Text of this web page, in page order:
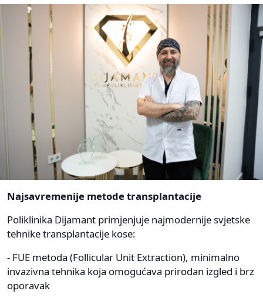
Najsavremenije metode transplantacije
Poliklinika Dijamant primjenjuje najmodernije svjetske
tehnike transplantacije kose:
- FUE metoda (Follicular Unit Extraction), minimalno
invazivna tehnika koja omogućava prirodan izgled i brz
oporavak